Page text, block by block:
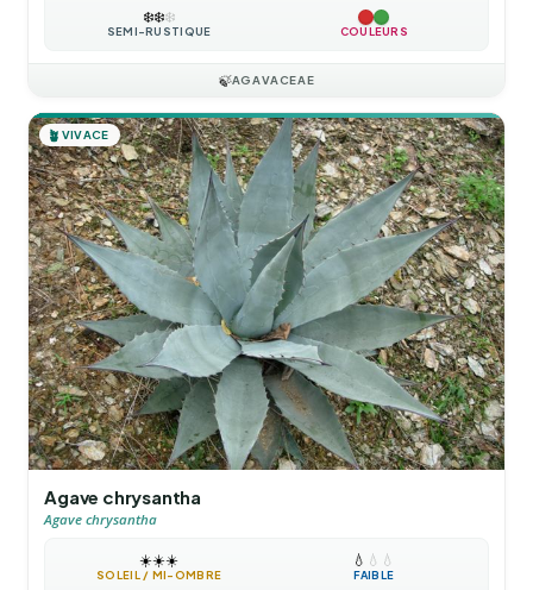
❄️❄️❄️
SEMI-RUSTIQUE COULEURS
🍃AGAVACEAE
🪴 VIVACE
Agave chrysantha
Agave chrysantha
☀️☀️☀️
SOLEIL / MI-OMBRE
💧 💧 💧
FAIBLE